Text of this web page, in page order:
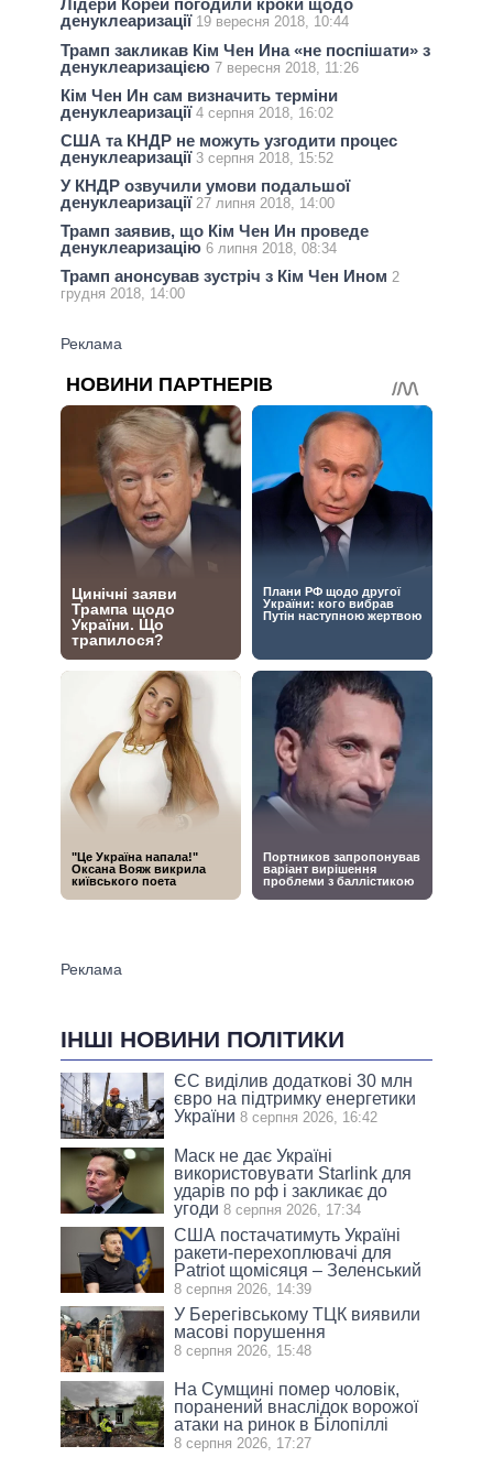
Лідери Корей погодили кроки щодо
денуклеаризації 19 вересня 2018, 10:44
Трамп закликав Кім Чен Ина «не поспішати» з
денуклеаризацією 7 вересня 2018, 11:26
Кім Чен Ин сам визначить терміни
денуклеаризації 4 серпня 2018, 16:02
США та КНДР не можуть узгодити процес
денуклеаризації 3 серпня 2018, 15:52
У КНДР озвучили умови подальшої
денуклеаризації 27 липня 2018, 14:00
Трамп заявив, що Кім Чен Ин проведе
денуклеаризацію 6 липня 2018, 08:34
Трамп анонсував зустріч з Кім Чен Ином 2
грудня 2018, 14:00
ІНШІ НОВИНИ ПОЛІТИКИ
ЄС виділив додаткові 30 млн
євро на підтримку енергетики
України 8 серпня 2026, 16:42
Маск не дає Україні
використовувати Starlink для
ударів по рф і закликає до
угоди 8 серпня 2026, 17:34
США постачатимуть Україні
ракети-перехоплювачі для
Patriot щомісяця – Зеленський
8 серпня 2026, 14:39
У Берегівському ТЦК виявили
масові порушення
8 серпня 2026, 15:48
На Сумщині помер чоловік,
поранений внаслідок ворожої
атаки на ринок в Білопіллі
8 серпня 2026, 17:27